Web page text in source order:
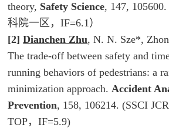
theory, Safety Science, 147,
科院一区，IF=6.1）
[2]Dianchen Zhu, N. N. Sze*,
The trade-off between safety and
running behaviors of pedestrians: a
minimization approach.Accident
Prevention, 158, 106214. (SSCI
TOP，IF=5.9)